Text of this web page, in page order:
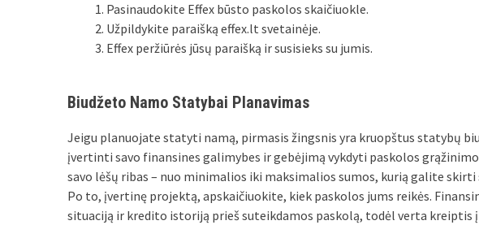
Pasinaudokite Effex būsto paskolos skaičiuokle.
Užpildykite paraišką effex.lt svetainėje.
Effex peržiūrės jūsų paraišką ir susisieks su jumis.
Biudžeto Namo Statybai Planavimas
Jeigu planuojate statyti namą, pirmasis žingsnis yra kruopštus statybų
įvertinti savo finansines galimybes ir gebėjimą vykdyti paskolos
savo lėšų ribas – nuo minimalios iki maksimalios sumos, kurią galite
Po to, įvertinę projektą, apskaičiuokite, kiek paskolos jums reikės.
situaciją ir kredito istoriją prieš suteikdamos paskolą, todėl verta kreiptis